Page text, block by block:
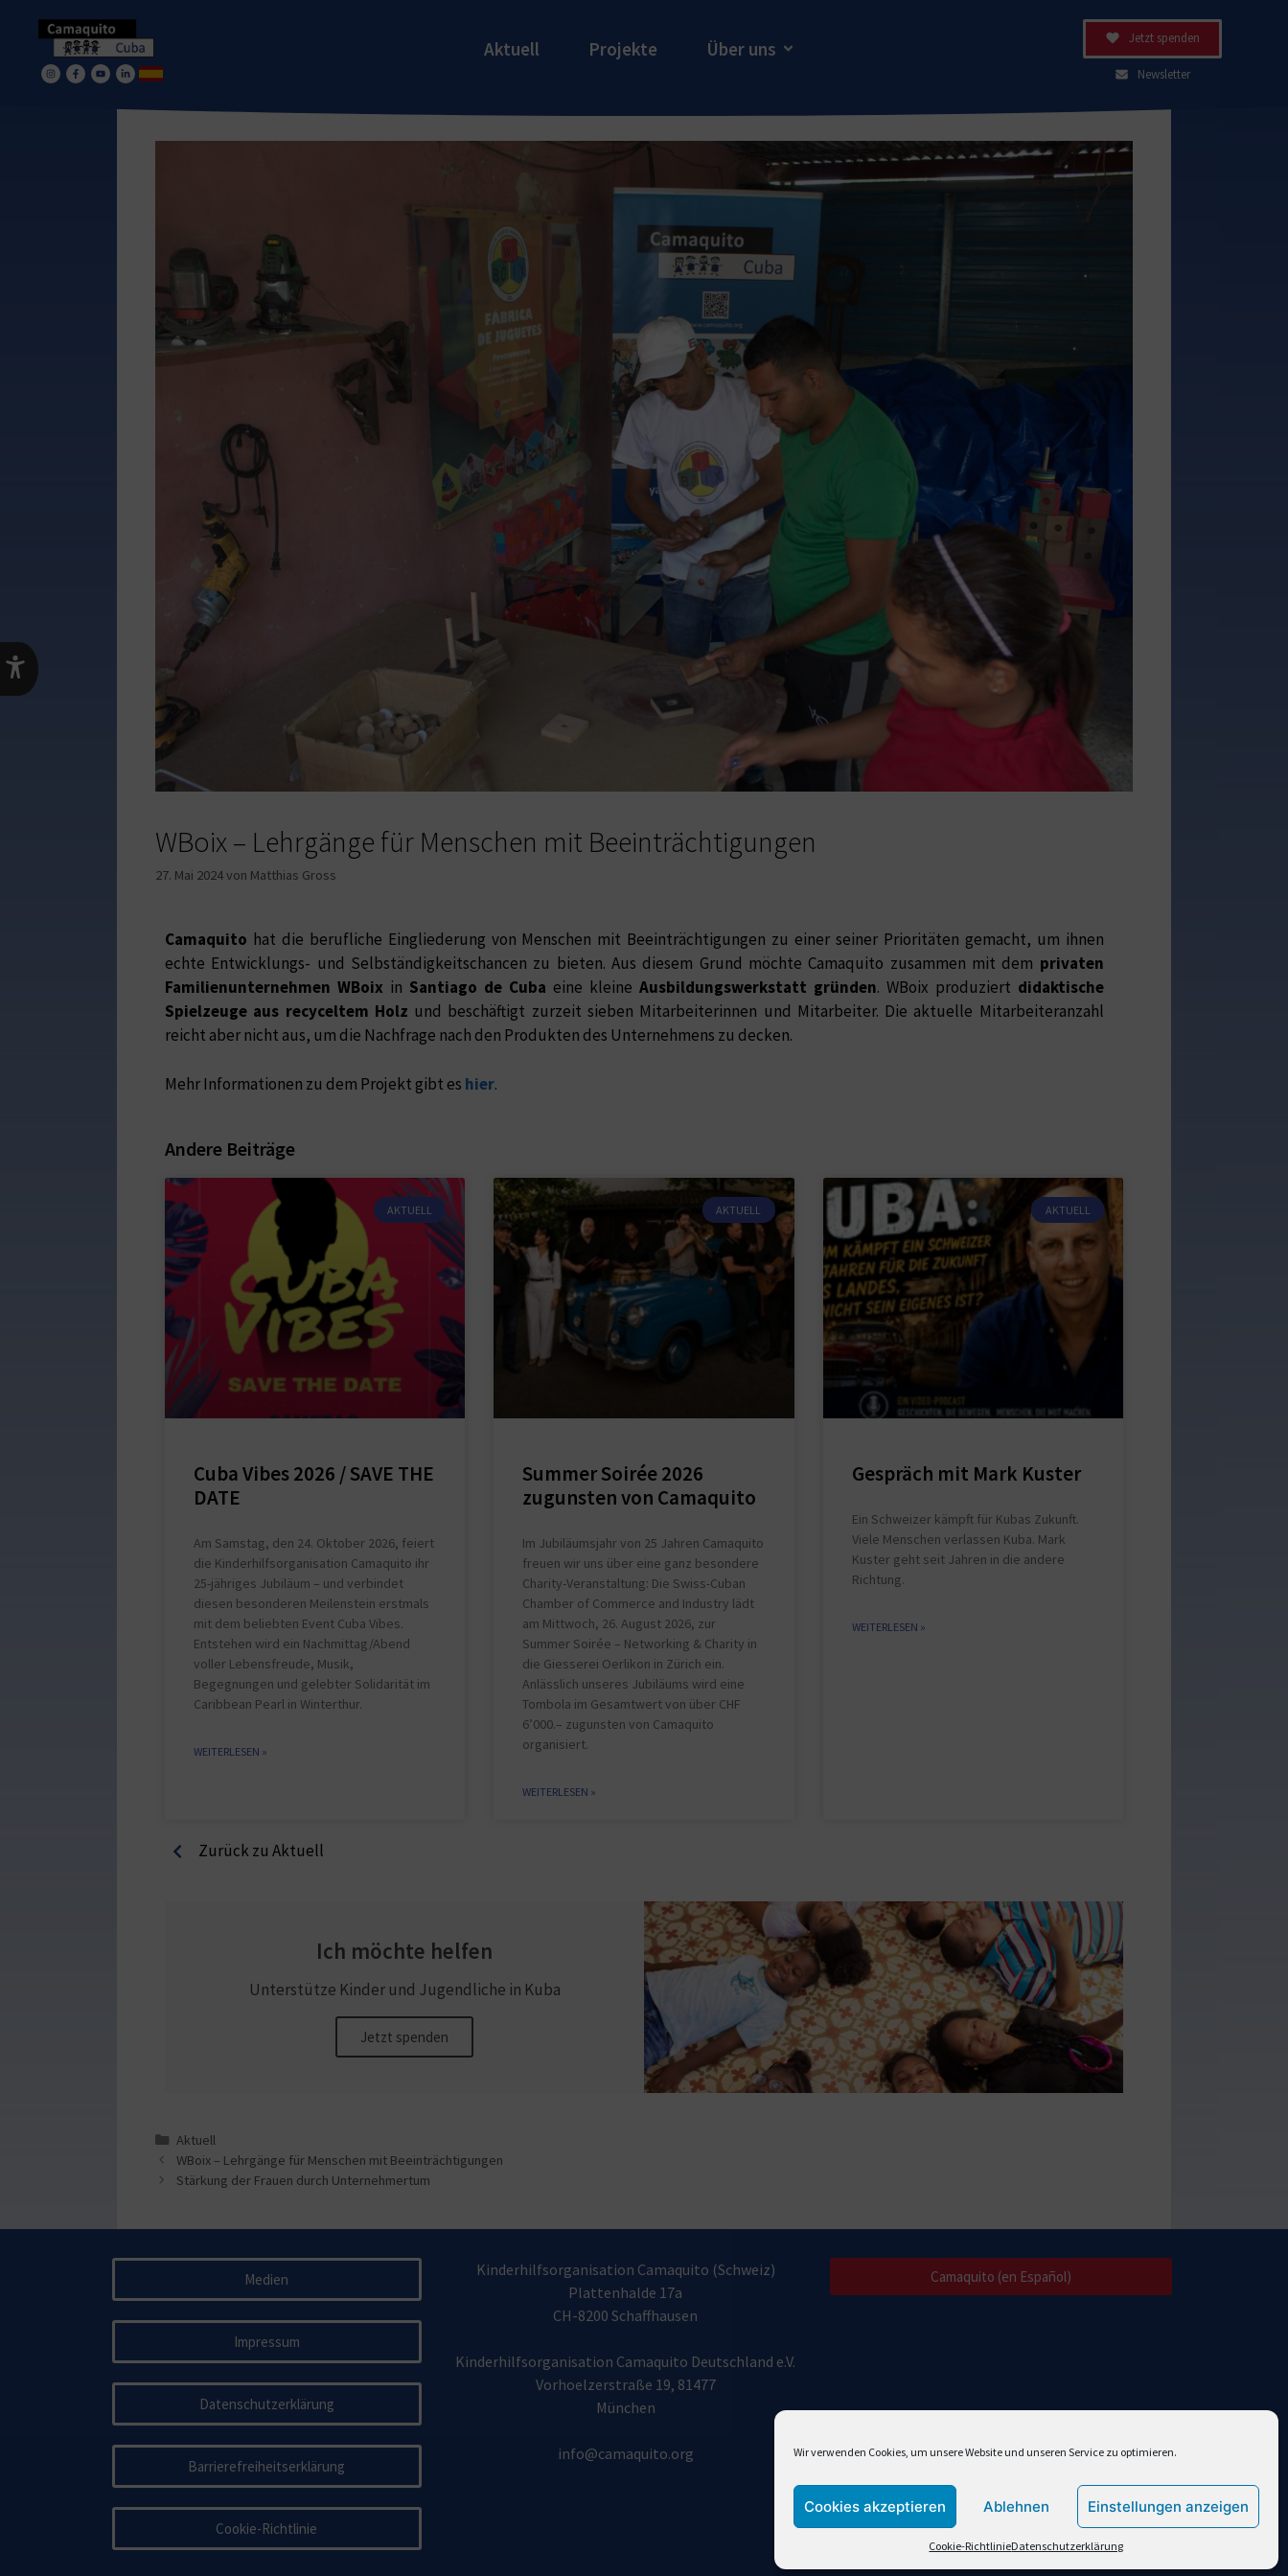
Wir verwenden Cookies, um unsere Website und unseren Service zu optimieren.
Cookies akzeptieren Ablehnen Einstellungen anzeigen
Cookie-RichtlinieDatenschutzerklärung
Aktuell Projekte Über uns Jetzt spenden
Newsletter
WBoix – Lehrgänge für Menschen mit Beeinträchtigungen
27. Mai 2024von Matthias Gross
Camaquito hat die berufliche Eingliederung von Menschen mit Beeinträchtigungen zu einer seiner Prioritäten gemacht, um ihnen
echte Entwicklungs- und Selbständigkeitschancen zu bieten. Aus diesem Grund möchte Camaquito zusammen mit dem privaten
Familienunternehmen WBoix in Santiago de Cuba eine kleine Ausbildungswerkstatt gründen. WBoix produziert didaktische
Spielzeuge aus recyceltem Holz und beschäftigt zurzeit sieben Mitarbeiterinnen und Mitarbeiter. Die aktuelle Mitarbeiteranzahl
reicht aber nicht aus, um die Nachfrage nach den Produkten des Unternehmens zu decken.
Mehr Informationen zu dem Projekt gibt es hier.
Andere Beiträge
AKTUELL
Cuba Vibes 2026 / SAVE THE
DATE
Am Samstag, den 24. Oktober 2026, feiert
die Kinderhilfsorganisation Camaquito ihr
25-jähriges Jubiläum – und verbindet
diesen besonderen Meilenstein erstmals
mit dem beliebten Event Cuba Vibes.
Entstehen wird ein Nachmittag/Abend
voller Lebensfreude, Musik,
Begegnungen und gelebter Solidarität im
Caribbean Pearl in Winterthur.
WEITERLESEN »
AKTUELL
Summer Soirée 2026
zugunsten von Camaquito
Im Jubiläumsjahr von 25 Jahren Camaquito
freuen wir uns über eine ganz besondere
Charity-Veranstaltung: Die Swiss-Cuban
Chamber of Commerce and Industry lädt
am Mittwoch, 26. August 2026, zur
Summer Soirée – Networking & Charity in
die Giesserei Oerlikon in Zürich ein.
Anlässlich unseres Jubiläums wird eine
Tombola im Gesamtwert von über CHF
6’000.– zugunsten von Camaquito
organisiert.
WEITERLESEN »
AKTUELL
Gespräch mit Mark Kuster
Ein Schweizer kämpft für Kubas Zukunft.
Viele Menschen verlassen Kuba. Mark
Kuster geht seit Jahren in die andere
Richtung.
WEITERLESEN »
Zurück zu Aktuell
Ich möchte helfen
Unterstütze Kinder und Jugendliche in Kuba
Jetzt spenden
Aktuell
WBoix – Lehrgänge für Menschen mit Beeinträchtigungen
Stärkung der Frauen durch Unternehmertum
Medien
Impressum
Datenschutzerklärung
Barrierefreiheitserklärung
Cookie-Richtlinie
Kinderhilfsorganisation Camaquito (Schweiz)
Plattenhalde 17a
CH-8200 Schaffhausen
Kinderhilfsorganisation Camaquito Deutschland e.V.
Vorhoelzerstraße 19, 81477
München
info@camaquito.org
Camaquito (en Español)